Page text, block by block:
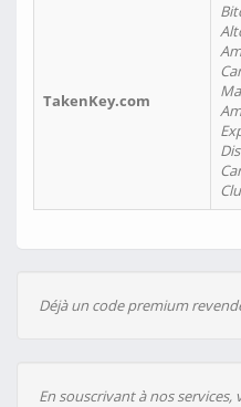
TakenKey.com
Déjà un code premium
En souscrivant à nos services,